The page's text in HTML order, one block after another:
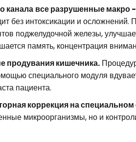
канала все разрушенные макро
без интоксикации и осложнений.
поджелудочной железы,
память, концентрация
продувания кишечника.
специального модуля
пациента.
коррекция на
микроорганизмы, но и